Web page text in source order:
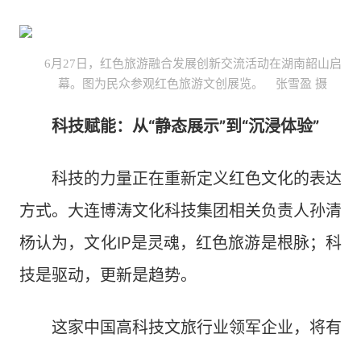
6月27日，红色旅游融合发展创新交流活动在湖南韶山启
幕。图为民众参观红色旅游文创展览。 张雪盈 摄
科技赋能：从“静态展示”到“沉浸体验”
科技的力量正在重新定义红色文化的表达
方式。大连博涛文化科技集团相关负责人孙清
杨认为，文化IP是灵魂，红色旅游是根脉；科
技是驱动，更新是趋势。
这家中国高科技文旅行业领军企业，将有